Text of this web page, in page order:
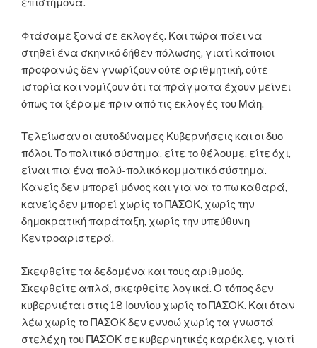
επιστήμονα.
Φτάσαμε ξανά σε εκλογές. Και τώρα πάει να
στηθεί ένα σκηνικό δήθεν πόλωσης, γιατί κάποιοι
προφανώς δεν γνωρίζουν ούτε αριθμητική, ούτε
ιστορία και νομίζουν ότι τα πράγματα έχουν μείνει
όπως τα ξέραμε πριν από τις εκλογές του Μάη.
Τελείωσαν οι αυτοδύναμες Κυβερνήσεις και οι δυο
πόλοι. Το πολιτικό σύστημα, είτε το θέλουμε, είτε όχι,
είναι πια ένα πολύ-πολικό κομματικό σύστημα.
Κανείς δεν μπορεί μόνος και για να το πω καθαρά,
κανείς δεν μπορεί χωρίς το ΠΑΣΟΚ, χωρίς την
δημοκρατική παράταξη, χωρίς την υπεύθυνη
Κεντροαριστερά.
Σκεφθείτε τα δεδομένα και τους αριθμούς.
Σκεφθείτε απλά, σκεφθείτε λογικά. Ο τόπος δεν
κυβερνιέται στις 18 Ιουνίου χωρίς το ΠΑΣΟΚ. Και όταν
λέω χωρίς το ΠΑΣΟΚ δεν εννοώ χωρίς τα γνωστά
στελέχη του ΠΑΣΟΚ σε κυβερνητικές καρέκλες, γιατί